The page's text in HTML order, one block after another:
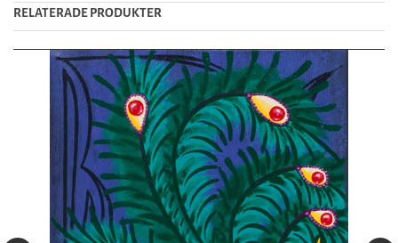
RELATERADE PRODUKTER